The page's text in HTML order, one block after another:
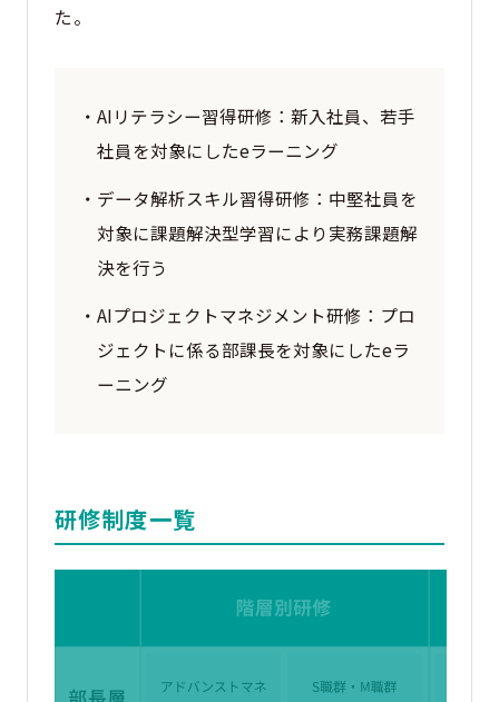
た。
・AIリテラシー習得研修：新入社員、若手
社員を対象にしたeラーニング
・データ解析スキル習得研修：中堅社員を
対象に課題解決型学習により実務課題解
決を行う
・AIプロジェクトマネジメント研修：プロ
ジェクトに係る部課長を対象にしたeラ
ーニング
研修制度一覧